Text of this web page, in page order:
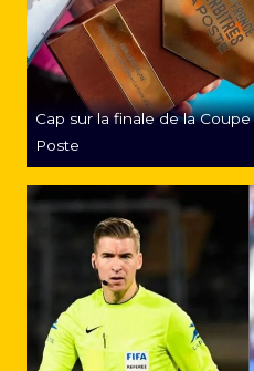
Cap sur la finale de la
Poste